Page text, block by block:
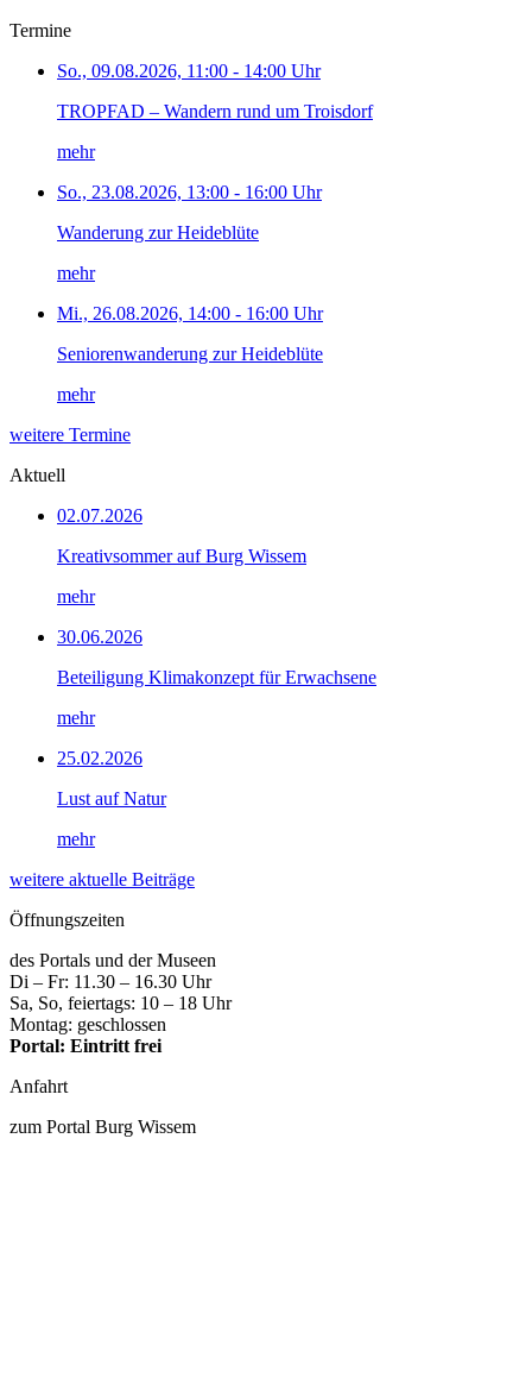
Termine
So., 09.08.2026, 11:00 - 14:00 Uhr
TROPFAD – Wandern rund um Troisdorf
mehr
So., 23.08.2026, 13:00 - 16:00 Uhr
Wanderung zur Heideblüte
mehr
Mi., 26.08.2026, 14:00 - 16:00 Uhr
Seniorenwanderung zur Heideblüte
mehr
weitere Termine
Aktuell
02.07.2026
Kreativsommer auf Burg Wissem
mehr
30.06.2026
Beteiligung Klimakonzept für Erwachsene
mehr
25.02.2026
Lust auf Natur
mehr
weitere aktuelle Beiträge
Öffnungszeiten
des Portals und der Museen
Di – Fr: 11.30 – 16.30 Uhr
Sa, So, feiertags: 10 – 18 Uhr
Montag: geschlossen
Portal: Eintritt frei
Anfahrt
zum Portal Burg Wissem